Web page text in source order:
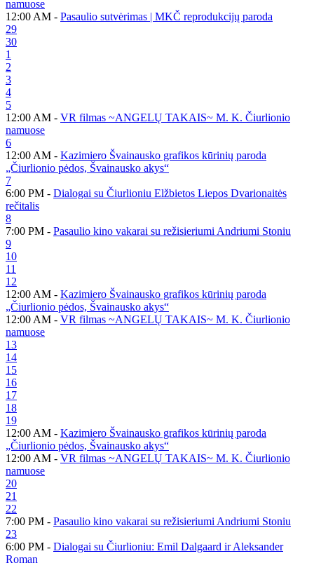
namuose
12:00 AM - Pasaulio sutvėrimas | MKČ reprodukcijų paroda
29
30
1
2
3
4
5
12:00 AM - VR filmas ~ANGELŲ TAKAIS~ M. K. Čiurlionio
namuose
6
12:00 AM - Kazimiero Švainausko grafikos kūrinių paroda
„Čiurlionio pėdos, Švainausko akys“
7
6:00 PM - Dialogai su Čiurlioniu Elžbietos Liepos Dvarionaitės
rečitalis
8
7:00 PM - Pasaulio kino vakarai su režisieriumi Andriumi Stoniu
9
10
11
12
12:00 AM - Kazimiero Švainausko grafikos kūrinių paroda
„Čiurlionio pėdos, Švainausko akys“
12:00 AM - VR filmas ~ANGELŲ TAKAIS~ M. K. Čiurlionio
namuose
13
14
15
16
17
18
19
12:00 AM - Kazimiero Švainausko grafikos kūrinių paroda
„Čiurlionio pėdos, Švainausko akys“
12:00 AM - VR filmas ~ANGELŲ TAKAIS~ M. K. Čiurlionio
namuose
20
21
22
7:00 PM - Pasaulio kino vakarai su režisieriumi Andriumi Stoniu
23
6:00 PM - Dialogai su Čiurlioniu: Emil Dalgaard ir Aleksander
Roman